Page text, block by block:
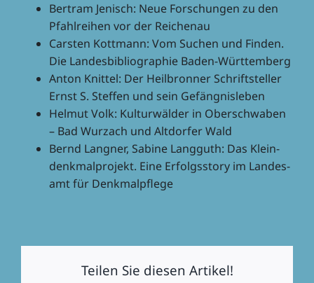
Bert­ram Jenisch: Neue Forschun­gen zu den
Pfahl­rei­hen vor der Reichenau
Cars­ten Kott­mann: Vom Suchen und Finden.
Die Landes­bi­blio­gra­phie Baden-Württemberg
Anton Knit­tel: Der Heil­bron­ner Schrift­stel­ler
Ernst S. Stef­fen und sein Gefängnisleben
Helmut Volk: Kultur­wäl­der in Ober­schwa­ben
– Bad Wurz­ach und Altdor­fer Wald
Bernd Lang­ner, Sabine Lang­guth: Das Klein­
denk­mal­pro­jekt. Eine Erfolgs­story im Landes­
amt für Denkmalpflege
Teilen Sie diesen Artikel!